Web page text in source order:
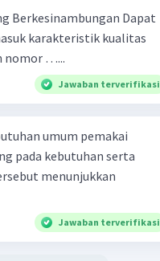
nomor …...
Jawaban terverifikasi
umum pemakai
pada kebutuhan serta
menunjukkan
Jawaban terverifikasi